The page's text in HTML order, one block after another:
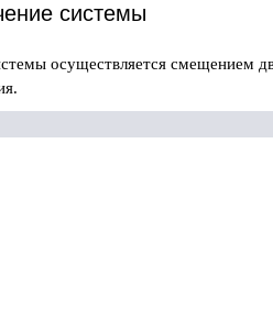
системы
осуществляется смещением